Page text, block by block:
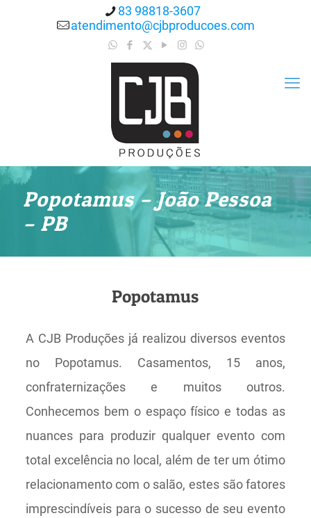
83 98818-3607
atendimento@cjbproducoes.com
Popotamus – João Pessoa
– PB
Popotamus
A CJB Produções já realizou diversos eventos
no Popotamus. Casamentos, 15 anos,
confraternizações e muitos outros.
Conhecemos bem o espaço físico e todas as
nuances para produzir qualquer evento com
total excelência no local, além de ter um ótimo
relacionamento com o salão, estes são fatores
imprescindíveis para o sucesso de seu evento